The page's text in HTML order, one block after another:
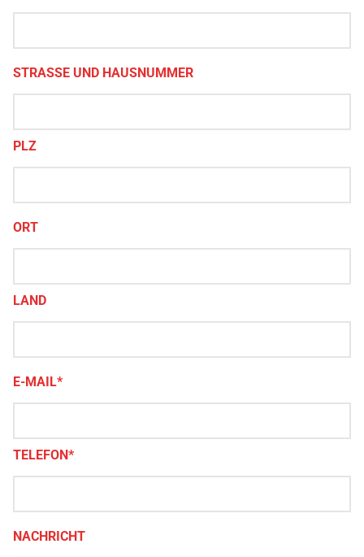
STRASSE UND HAUSNUMMER
PLZ
ORT
LAND
E-MAIL*
TELEFON*
NACHRICHT